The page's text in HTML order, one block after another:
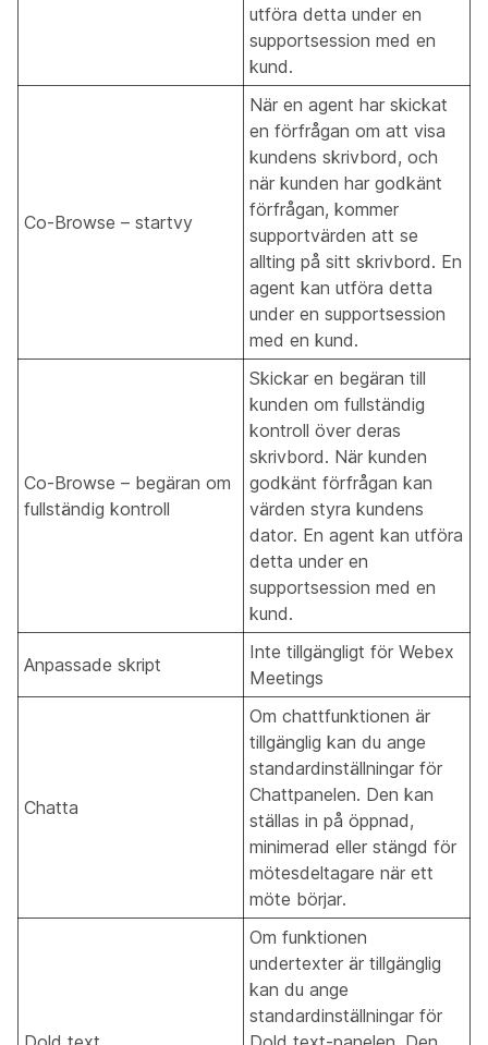
utföra detta under en
supportsession med en
kund.
Co-Browse – startvy
När en agent har skickat
en förfrågan om att visa
kundens skrivbord, och
när kunden har godkänt
förfrågan, kommer
supportvärden att se
allting på sitt skrivbord. En
agent kan utföra detta
under en supportsession
med en kund.
Co-Browse – begäran om
fullständig kontroll
Skickar en begäran till
kunden om fullständig
kontroll över deras
skrivbord. När kunden
godkänt förfrågan kan
värden styra kundens
dator. En agent kan utföra
detta under en
supportsession med en
kund.
Anpassade skript
Inte tillgängligt för Webex
Meetings
Chatta
Om chattfunktionen är
tillgänglig kan du ange
standardinställningar för
Chattpanelen. Den kan
ställas in på öppnad,
minimerad eller stängd för
mötesdeltagare när ett
möte börjar.
Om funktionen
undertexter är tillgänglig
kan du ange
standardinställningar för